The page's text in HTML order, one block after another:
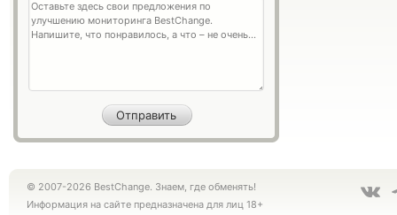
© 2007-2026 BestChange. Знаем, где обменять!
Информация на сайте предназначена для лиц 18+